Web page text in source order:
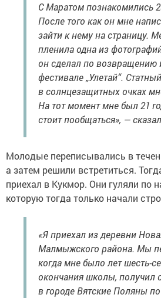
С Маратом познакомились
После того как он мне
зайти к нему на страницу.
пленила одна из
он сделал по возвращению
фестивале „Улетай“.
в солнцезащитных очках
На тот момент мне был 21
стоит пообщаться», —
Молодые переписывались в
а затем решили встретиться.
приехал в Кукмор. Они гуляли по
которую тогда только начали
«Я приехал из деревни
Малмыжского района. Мы
когда мне было лет шесть-
окончания школы, получил
в городе Вятские Поляны